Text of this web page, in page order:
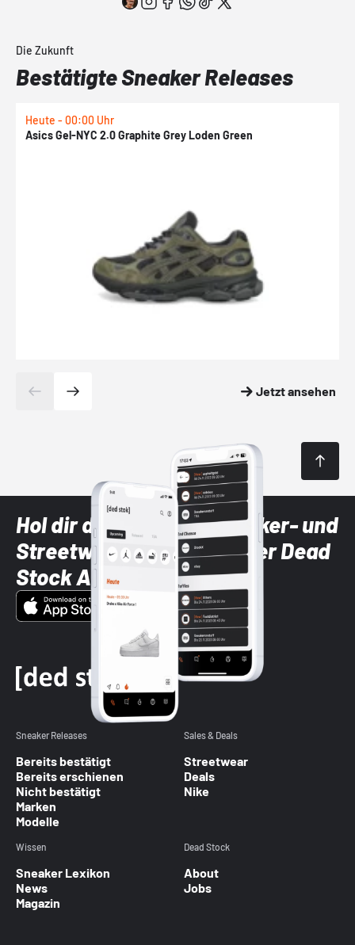
Die Zukunft
Bestätigte Sneaker Releases
Heute - 00:00 Uhr
Asics Gel-NYC 2.0 Graphite Grey Loden Green
Jetzt ansehen
Hol dir die neuesten Sneaker- und
Streetwear-Brands mit der Dead
Stock App
Sneaker Releases
Bereits bestätigt
Bereits erschienen
Nicht bestätigt
Marken
Modelle
Sales & Deals
Streetwear
Deals
Nike
Wissen
Sneaker Lexikon
News
Magazin
Dead Stock
About
Jobs